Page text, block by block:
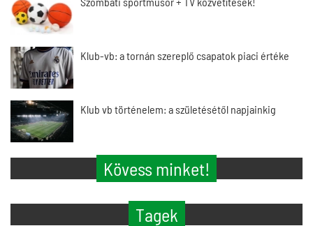
Klub-vb: a tornán szereplő csapatok piaci értéke
Klub vb történelem: a születésétől napjainkig
Kövess minket!
Tagek